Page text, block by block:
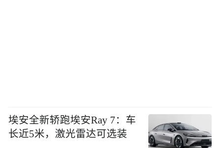
埃安全新轿跑埃安Ray 7：车
长近5米，激光雷达可选装